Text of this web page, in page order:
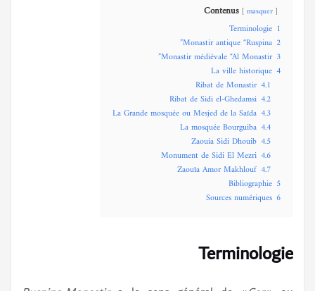
Contenus masquer
1
Terminologie
2
Monastir antique “Ruspina”
3
Monastir médiévale “Al Monastir”
4
La ville historique
4.1
Ribat de Monastir
4.2
Ribat de Sidi el-Ghedamsi
4.3
La Grande mosquée ou Mesjed de la Saïda
4.4
La mosquée Bourguiba
4.5
Zaouia Sidi Dhouib
4.6
Monument de Sidi El Mezri
4.7
Zaouïa Amor Makhlouf
5
Bibliographie
6
Sources numériques
Terminologie